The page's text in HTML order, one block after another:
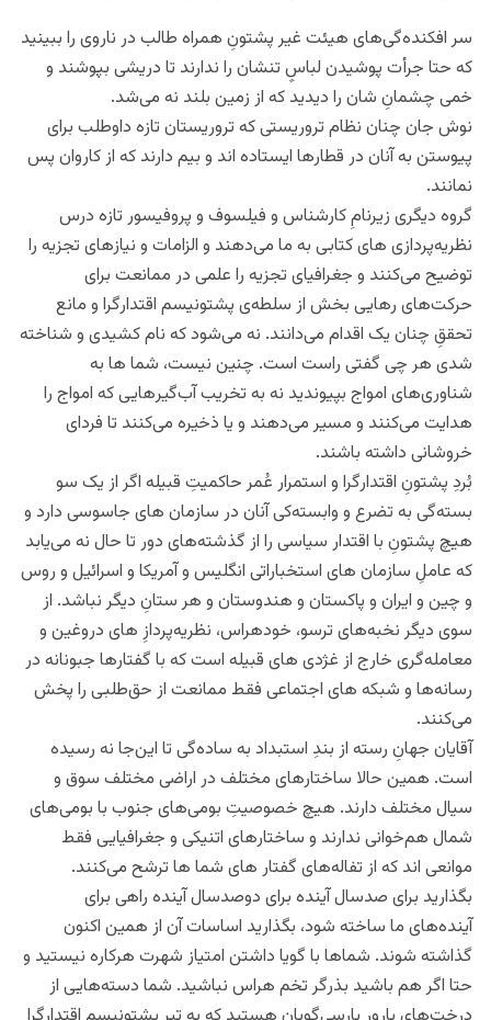
سر افکنده‌گی‌های هیئت‌ غیر پشتونِ همراه طالب در ناروی را ببینید
که حتا جرأت پوشیدن لباس‌ِِ تنشان را ندارند تا دریشی بپوشند و
خمی چشمانِ شان را دیدید که از زمین بلند نه می‌شد.
نوش جان چنان نظام تروریستی که تروریستان تازه داوطلب برای
پیوستن به آنان در قطارها ایستاده اند و بیم دارند که از کاروان پس
نمانند.
گروه دیگری زیرنامِ کارشناس و فیلسوف و پروفیسور تازه درس
نظریه‌پردازی های کتابی به ما می‌دهند و الزامات و نیازهای تجزیه را
توضیح می‌کنند و جغرافیای تجزیه را علمی در ممانعت برای
حرکت‌های رهایی بخش از سلطه‌ی پشتونیسم اقتدارگرا و مانع
تحققِ چنان یک اقدام می‌دانند. نه می‌شود که نام کشیدی و شناخته
شدی هر چی گفتی راست است. چنین نیست، شما ها به
شناوری‌های امواج بپیوندید نه به تخریب آب‌‌گیر‌هایی که امواج را
هدایت می‌کنند و مسیر می‌دهند و یا ذخیره‌ می‌کنند تا فردای
خروشانی داشته باشند.
بُردِ پشتونِ اقتدارگرا و استمرار عُمر حاکمیتِ قبیله اگر از یک سو
بسته‌‌گی به تضرع و وابسته‌کی آنان در سازمان های جاسوسی دارد و
هیچ پشتونِ با اقتدار سیاسی را از گذشته‌های دور تا حال نه‌ می‌یابد
که عاملِ سازمان های استخباراتی انگلیس و آمریکا و اسرائیل و روس
و چین و ایران و پاکستان و هندوستان و هر ستانِ دیگر نباشد. از
سوی دیگر نخبه‌های ترسو، خودهراس، نظریه‌پردازِ های دروغین و
معامله‌گری خارج از غژدی های قبیله است که با گفتارها جبونانه در
رسانه‌ها و شبکه های اجتماعی فقط ممانعت از حق‌طلبی را پخش
می‌کنند.
آقایان جهانِ رسته از بندِ استبداد به ساده‌‌‌گی تا این‌جا نه رسیده
است. همین حالا ساختارهای مختلف در اراضی مختلف سوق و
سیال مختلف دارند. هیچ خصوصیتِ بومی‌های جنوب با بومی‌های
شمال هم‌خوانی ندارند و ساختارهای اتنیکی و جغرافیایی فقط
موانعی اند که از تفاله‌های گفتار های شما ها ترشح می‌کنند.
بگذارید برای صدسال آینده برای دوصدسال آینده راهی برای
آینده‌های ما ساخته شود، بگذارید اساسات آن از همین اکنون
گذاشته شوند. شماها با گویا داشتن امتیاز شهرت هرکاره نیستید و
حتا اگر هم باشید بذرگر تخم هراس نباشید. شما دسته‌هایی از